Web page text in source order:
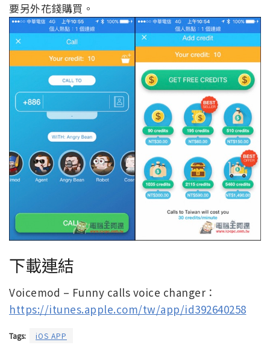
要另外花錢購買。
下載連結
Voicemod – Funny calls voice changer：
https://itunes.apple.com/tw/app/id392640258
Tags: iOS APP